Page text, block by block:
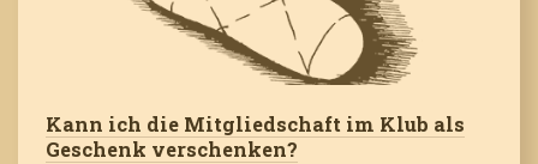
Kann ich die Mitgliedschaft im Klub als
Geschenk verschenken?